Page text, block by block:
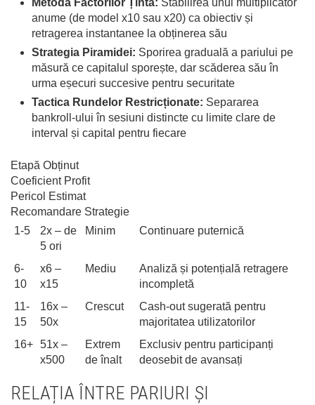
Metoda Factorilor Țintă: Stabilirea unui multiplicator
anume (de model x10 sau x20) ca obiectiv și
retragerea instantanee la obținerea său
Strategia Piramidei: Sporirea graduală a pariului pe
măsură ce capitalul sporește, dar scăderea său în
urma eșecuri succesive pentru securitate
Tactica Rundelor Restricționate: Separarea
bankroll-ului în sesiuni distincte cu limite clare de
interval și capital pentru fiecare
Etapă Obținut
Coeficient Profit
Pericol Estimat
Recomandare Strategie
1-5
2x – de
5 ori
Minim Continuare puternică
6-
10
x6 –
x15
Mediu
Analiză și potențială retragere
incompletă
11-
15
16x –
50x
Crescut
Cash-out sugerată pentru
majoritatea utilizatorilor
16+ 51x –
x500
Extrem
de înalt
Exclusiv pentru participanți
deosebit de avansați
RELAȚIA ÎNTRE PARIURI ȘI